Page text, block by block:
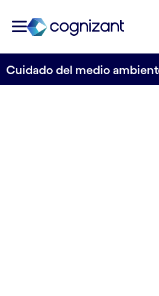
Cuidado del medio